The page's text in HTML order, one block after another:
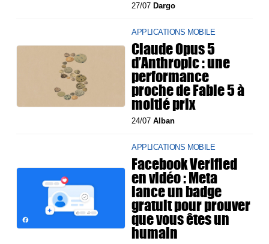
27/07Dargo
APPLICATIONS MOBILE
Claude Opus 5
d’Anthropic : une
performance
proche de Fable 5 à
moitié prix
24/07Alban
APPLICATIONS MOBILE
Facebook Verified
en vidéo : Meta
lance un badge
gratuit pour prouver
que vous êtes un
humain